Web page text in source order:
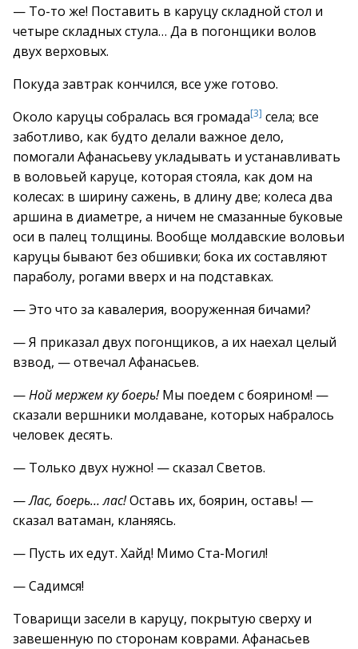
— То-то же! Поставить в каруцу складной стол и
четыре складных стула… Да в погонщики волов
двух верховых.
Покуда завтрак кончился, все уже готово.
Около каруцы собралась вся громада[3] села; все
заботливо, как будто делали важное дело,
помогали Афанасьеву укладывать и устанавливать
в воловьей каруце, которая стояла, как дом на
колесах: в ширину сажень, в длину две; колеса два
аршина в диаметре, а ничем не смазанные буковые
оси в палец толщины. Вообще молдавские воловьи
каруцы бывают без обшивки; бока их составляют
параболу, рогами вверх и на подставках.
— Это что за кавалерия, вооруженная бичами?
— Я приказал двух погонщиков, а их наехал целый
взвод, — отвечал Афанасьев.
—Ной мержем ку боерь!Мы поедем с боярином! —
сказали вершники молдаване, которых набралось
человек десять.
— Только двух нужно! — сказал Светов.
—Лас, боерь… лас!Оставь их, боярин, оставь! —
сказал ватаман, кланяясь.
— Пусть их едут. Хайд! Мимо Ста-Могил!
— Садимся!
Товарищи засели в каруцу, покрытую сверху и
завешенную по сторонам коврами. Афанасьев